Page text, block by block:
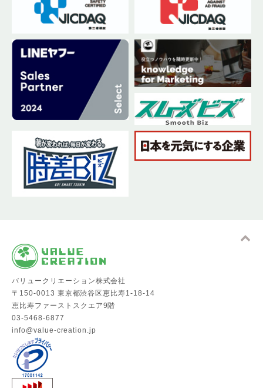
バリュークリエーション株式会社
〒150-0013 東京都渋谷区恵比寿1-18-14
恵比寿ファーストスクエア9階
03-5468-6877
info@value-creation.jp